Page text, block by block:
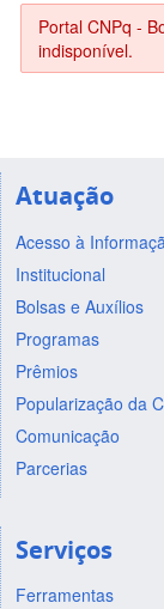
Portal CNPq -
indisponível.
Atuação
Acesso à
Institucional
Bolsas e Auxílios
Programas
Prêmios
Popularização da
Comunicação
Parcerias
Serviços
Ferramentas